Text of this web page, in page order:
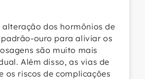
dos hormônios de
padrão-ouro para aliviar os
são muito mais
Além disso, as vias de
os riscos de complicações